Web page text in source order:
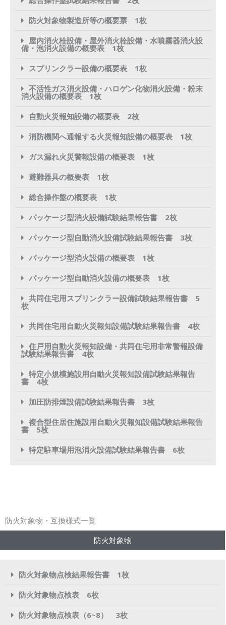
防火対象物製造所等の概要票 1枚
屋内消火栓設備・屋外消火栓設備・水噴霧器消火設
備・泡消火設備の概要表 1枚
スプリンクラー設備の概要表 1枚
不活性ガス消火設備・ハロゲン化物消火設備・粉末
消火設備の概要表 1枚
自動火災報知設備の概要表 2枚
消防機関へ通報する火災報知設備の概要表 1枚
ガス漏れ火災警報設備の概要表 1枚
避難器具の概要表 1枚
総合操作盤の概要表 1枚
パッケージ型消火設備試験結果報告書 2枚
パッケージ型自動消火設備試験結果報告書 3枚
パッケージ型消火設備の概要表 1枚
パッケージ型自動消火設備の概要表 1枚
共同住宅用スプリンクラー設備試験結果報告書 5
枚
共同住宅用自動火災報知設備試験結果報告書 4枚
住戸用自動火災報知設備・共同住宅用非常警報設備
試験結果報告書 4枚
特定小規模施設用自動火災報知設備試験結果報告
書 4枚
加圧防排煙設備試験結果報告書 3枚
複合型住居住施設用自動火災報知設備試験結果報告
書 5枚
特定駐車場用泡消火設備試験結果報告書 6枚
防火対象物・互換様式一覧
防火対象物
防火対象物点検結果報告書 1枚
防火対象物点検表 6枚
防火対象物点検表（6~8） 3枚